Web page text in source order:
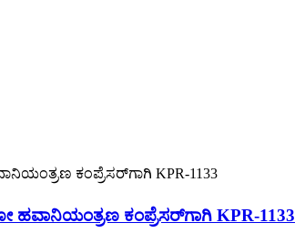
ಕಂಪ್ರೆಸರ್‌ಗಾಗಿ KPR-1133